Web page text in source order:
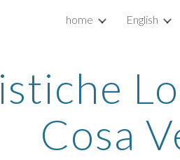
to main content
home English
Cosa